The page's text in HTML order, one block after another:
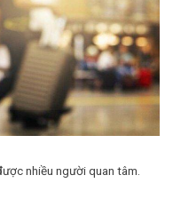
nhiều người quan tâm.